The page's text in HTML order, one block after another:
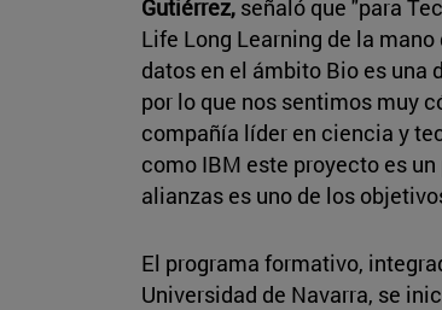
Gutiérrez, señaló que "para
Life Long Learning de la
datos en el ámbito Bio es una
por lo que nos sentimos muy
compañía líder en ciencia y
como IBM este proyecto es
alianzas es uno de los
El programa formativo,
Universidad de Navarra, se